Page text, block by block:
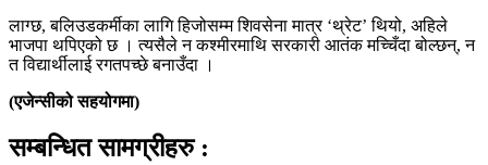
लाग्छ, बलिउडकर्मीका लागि हिजोसम्म शिवसेना मात्र ‘थ्रेट’ थियो, अहिले
भाजपा थपिएको छ । त्यसैले न कश्मीरमाथि सरकारी आतंक मच्चिँदा बोल्छन्, न
त विद्यार्थीलाई रगतपच्छे बनाउँदा ।
(एजेन्सीको सहयोगमा)
सम्बन्धित सामग्रीहरु :